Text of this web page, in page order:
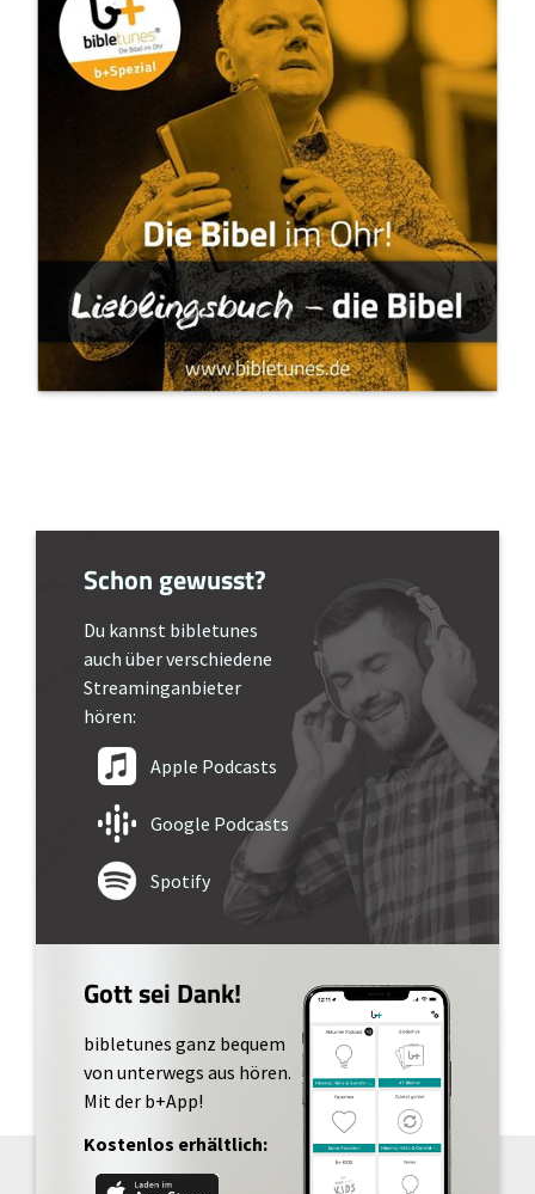
Schon gewusst?
Du kannst bibletunes
auch über verschiedene
Streaminganbieter
hören:
Apple Podcasts
Google Podcasts
Spotify
Gott sei Dank!
bibletunes ganz bequem
von unterwegs aus hören.
Mit der b+App!
Kostenlos erhältlich: